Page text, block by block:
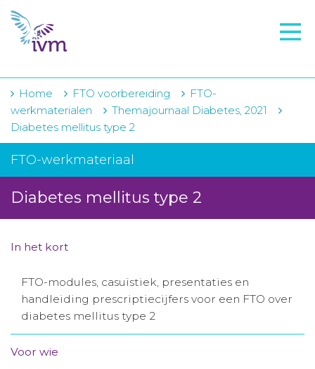
VMI
FTO voorbereiding
IVM-academie
Zorginstellingen
Projecten
Actueel
Winkelwagentje
Aanmelden nieuwsbrief
Home FTO voorbereiding
FTO-
werkmaterialen
Themajournaal Diabetes, 2021
Diabetes mellitus type 2
FTO-werkmateriaal
Diabetes mellitus type 2
In het kort
FTO-modules, casuïstiek, presentaties en
handleiding prescriptiecijfers voor een FTO over
diabetes mellitus type 2
Voor wie